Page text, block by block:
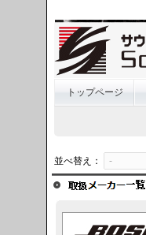
トップページ
並べ替え：